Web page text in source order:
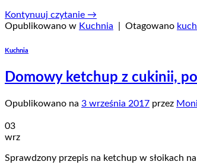
Kontynuuj czytanie →
Opublikowano w Kuchnia Otagowano
Kuchnia
Domowy ketchup z cukinii,
Opublikowano na 3 września 2017 przez
03
wrz
Sprawdzony przepis na ketchup w słoikach